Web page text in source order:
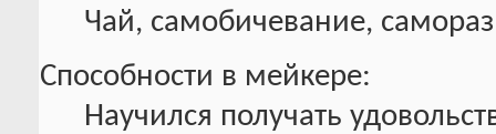
Чай, самобичевание,
Способности в мейкере:
Научился получать